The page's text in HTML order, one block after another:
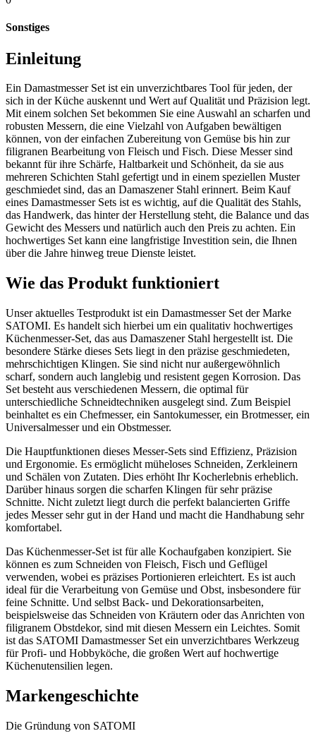
Sonstiges
Einleitung
Ein Damastmesser Set ist ein unverzichtbares Tool für jeden, der
sich in der Küche auskennt und Wert auf Qualität und Präzision legt.
Mit einem solchen Set bekommen Sie eine Auswahl an scharfen und
robusten Messern, die eine Vielzahl von Aufgaben bewältigen
können, von der einfachen Zubereitung von Gemüse bis hin zur
filigranen Bearbeitung von Fleisch und Fisch. Diese Messer sind
bekannt für ihre Schärfe, Haltbarkeit und Schönheit, da sie aus
mehreren Schichten Stahl gefertigt und in einem speziellen Muster
geschmiedet sind, das an Damaszener Stahl erinnert. Beim Kauf
eines Damastmesser Sets ist es wichtig, auf die Qualität des Stahls,
das Handwerk, das hinter der Herstellung steht, die Balance und das
Gewicht des Messers und natürlich auch den Preis zu achten. Ein
hochwertiges Set kann eine langfristige Investition sein, die Ihnen
über die Jahre hinweg treue Dienste leistet.
Wie das Produkt funktioniert
Unser aktuelles Testprodukt ist ein Damastmesser Set der Marke
SATOMI. Es handelt sich hierbei um ein qualitativ hochwertiges
Küchenmesser-Set, das aus Damaszener Stahl hergestellt ist. Die
besondere Stärke dieses Sets liegt in den präzise geschmiedeten,
mehrschichtigen Klingen. Sie sind nicht nur außergewöhnlich
scharf, sondern auch langlebig und resistent gegen Korrosion. Das
Set besteht aus verschiedenen Messern, die optimal für
unterschiedliche Schneidtechniken ausgelegt sind. Zum Beispiel
beinhaltet es ein Chefmesser, ein Santokumesser, ein Brotmesser, ein
Universalmesser und ein Obstmesser.
Die Hauptfunktionen dieses Messer-Sets sind Effizienz, Präzision
und Ergonomie. Es ermöglicht müheloses Schneiden, Zerkleinern
und Schälen von Zutaten. Dies erhöht Ihr Kocherlebnis erheblich.
Darüber hinaus sorgen die scharfen Klingen für sehr präzise
Schnitte. Nicht zuletzt liegt durch die perfekt balancierten Griffe
jedes Messer sehr gut in der Hand und macht die Handhabung sehr
komfortabel.
Das Küchenmesser-Set ist für alle Kochaufgaben konzipiert. Sie
können es zum Schneiden von Fleisch, Fisch und Geflügel
verwenden, wobei es präzises Portionieren erleichtert. Es ist auch
ideal für die Verarbeitung von Gemüse und Obst, insbesondere für
feine Schnitte. Und selbst Back- und Dekorationsarbeiten,
beispielsweise das Schneiden von Kräutern oder das Anrichten von
filigranem Obstdekor, sind mit diesen Messern ein Leichtes. Somit
ist das SATOMI Damastmesser Set ein unverzichtbares Werkzeug
für Profi- und Hobbyköche, die großen Wert auf hochwertige
Küchenutensilien legen.
Markengeschichte
Die Gründung von SATOMI